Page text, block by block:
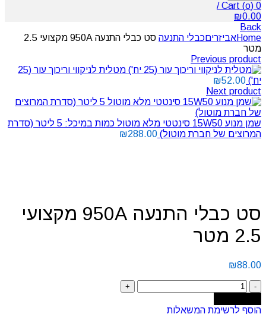
Cart (o) 0
/
₪0.00
Back
Homeאביזריםכבלי התנעה
סט כבלי התנעה 950A מקצועי 2.5
מטר
Previous product
מטלית לניקווי וריכוך עור (25
יח')
₪52.00
Next product
שמן מנוע 15W50 סינטטי מלא מוטול כמות במיכל: 5 ליטר (סדרת
המרוצים של חברת מוטול)
₪288.00
סט כבלי התנעה 950A מקצועי
2.5 מטר
₪88.00
הוסף לרשימת המשאלות